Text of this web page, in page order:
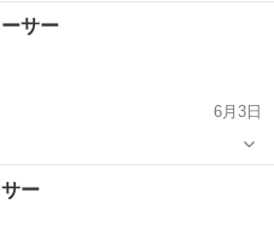
サー
6月3日
家電
ー